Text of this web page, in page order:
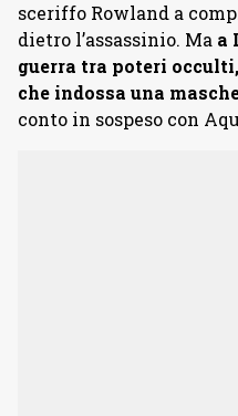
sceriffo Rowland a
dietro l’assassinio. Ma a
guerra tra poteri
che indossa una
conto in sospeso con